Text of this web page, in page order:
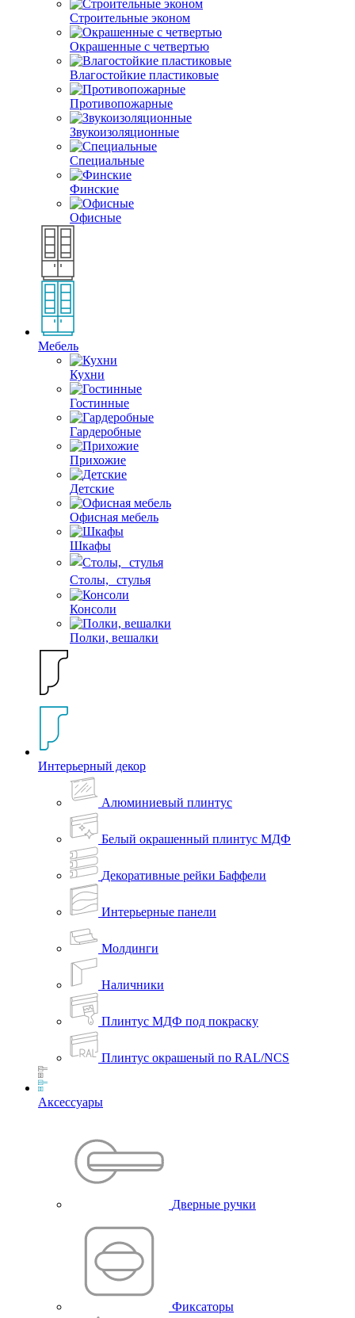
Строительные эконом
Окрашенные с четвертью
Влагостойкие пластиковые
Противопожарные
Звукоизоляционные
Специальные
Финские
Офисные
Мебель
Кухни
Гостинные
Гардеробные
Прихожие
Детские
Офисная мебель
Шкафы
Столы, стулья
Консоли
Полки, вешалки
Интерьерный декор
Алюминиевый плинтус
Белый окрашенный плинтус МДФ
Декоративные рейки Баффели
Интерьерные панели
Молдинги
Наличники
Плинтус МДФ под покраску
Плинтус окрашеный по RAL/NCS
Аксессуары
Дверные ручки
Фиксаторы